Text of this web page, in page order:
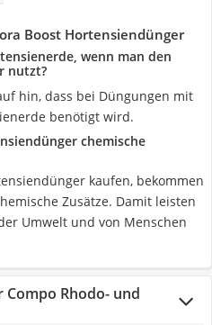
Boost Hortensiendünger
wenn man den
nutzt?
hin, dass bei Düngungen mit
benötigt wird.
chemische
kaufen, bekommen
Zusätze. Damit leisten
Umwelt und von Menschen
Compo Rhodo- und